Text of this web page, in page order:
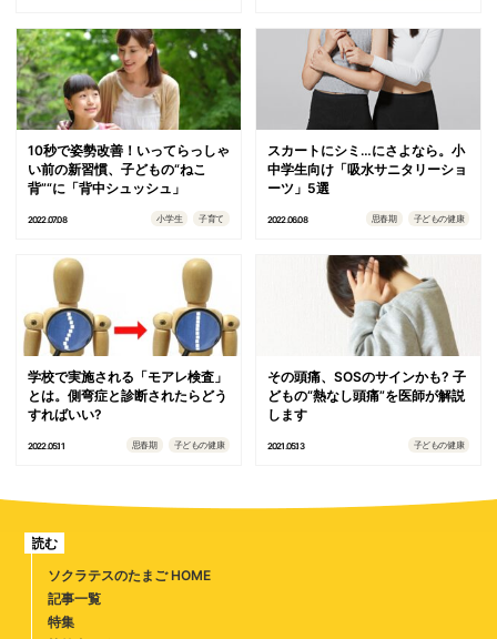
10秒で姿勢改善！いってらっしゃ
い前の新習慣、子どもの“ねこ
背”“に「背中シュッシュ」
2022.07.08 小学生 子育て
スカートにシミ…にさよなら。小
中学生向け「吸水サニタリーショ
ーツ」5選
2022.06.08 思春期 子どもの健康
学校で実施される「モアレ検査」
とは。側弯症と診断されたらどう
すればいい?
2022.05.11 思春期 子どもの健康
その頭痛、SOSのサインかも? 子
どもの“熱なし頭痛”を医師が解説
します
2021.05.13 子どもの健康
読む
ソクラテスのたまご HOME
記事一覧
特集